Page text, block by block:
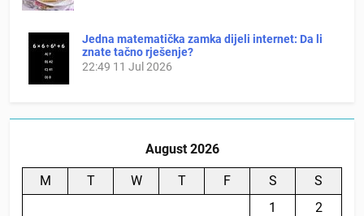
Jedna matematička zamka dijeli internet: Da li
znate tačno rješenje?
22:49 11 Jul 2026
August 2026
M T W T F S
S
1
2